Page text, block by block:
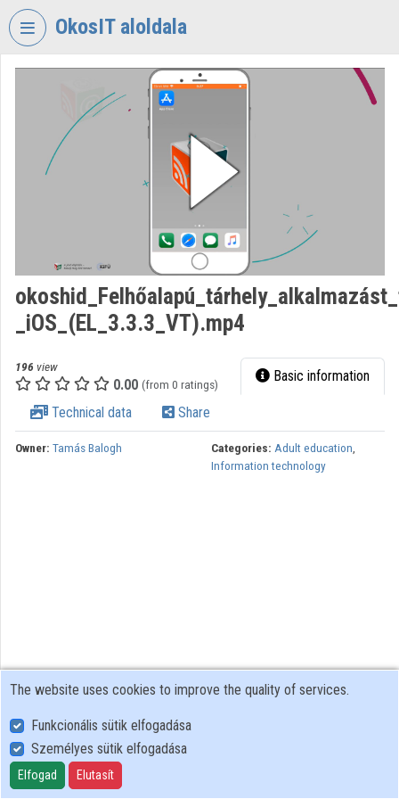
Skip header
OkosIT aloldala
Organization home
Categories
Organization playlists
Contributors
_iOS_(EL_3.3.3_VT).mp4
196 view
0.00 (from 0 ratings) Basic information
Technical data Share
Owner: Tamás Balogh Categories: Adult education,
Information technology
User Policy
Adatkezelési tájékoztató (en)
Cookie Policy
The website uses cookies to improve the quality of services.
Funkcionális sütik elfogadása
Személyes sütik elfogadása
Elfogad Elutasít